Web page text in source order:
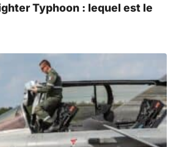
Typhoon : lequel est le